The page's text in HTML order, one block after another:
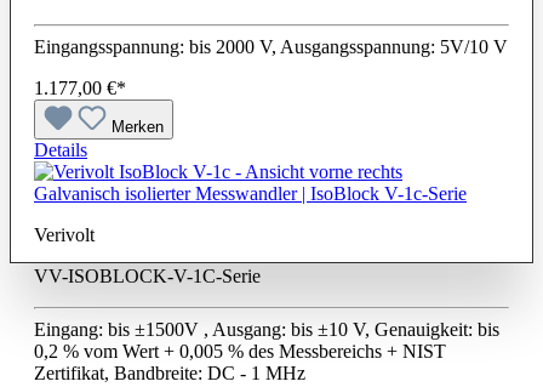
Eingangsspannung: bis 2000 V, Ausgangsspannung: 5V/10 V
1.177,00 €*
Merken
Details
Galvanisch isolierter Messwandler | IsoBlock V-1c-Serie
Verivolt
VV-ISOBLOCK-V-1C-Serie
Eingang: bis ±1500V , Ausgang: bis ±10 V, Genauigkeit: bis
0,2 % vom Wert + 0,005 % des Messbereichs + NIST
Zertifikat, Bandbreite: DC - 1 MHz